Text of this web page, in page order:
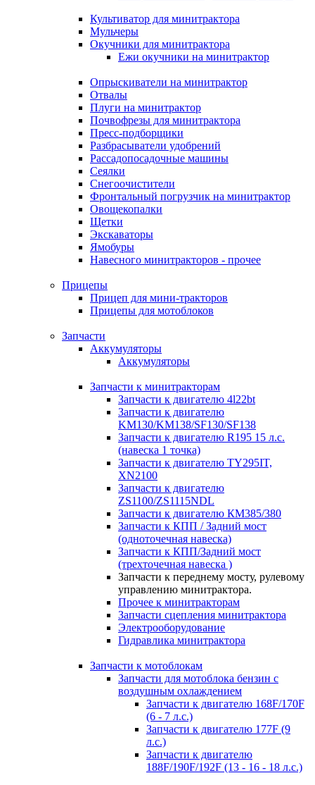
Культиватор для минитрактора
Мульчеры
Окучники для минитрактора
Ежи окучники на минитрактор
Опрыскиватели на минитрактор
Отвалы
Плуги на минитрактор
Почвофрезы для минитрактора
Пресс-подборщики
Разбрасыватели удобрений
Рассадопосадочные машины
Сеялки
Снегоочистители
Фронтальный погрузчик на минитрактор
Овощекопалки
Щетки
Экскаваторы
Ямобуры
Навесного минитракторов - прочее
Прицепы
Прицеп для мини-тракторов
Прицепы для мотоблоков
Запчасти
Аккумуляторы
Аккумуляторы
Запчасти к минитракторам
Запчасти к двигателю 4l22bt
Запчасти к двигателю
KM130/KM138/SF130/SF138
Запчасти к двигателю R195 15 л.с.
(навеска 1 точка)
Запчасти к двигателю TY295IT,
XN2100
Запчасти к двигателю
ZS1100/ZS1115NDL
Запчасти к двигателю КМ385/380
Запчасти к КПП / Задний мост
(одноточечная навеска)
Запчасти к КПП/Задний мост
(трехточечная навеска )
Запчасти к переднему мосту, рулевому
управлению минитрактора.
Прочее к минитракторам
Запчасти сцепления минитрактора
Электрооборудование
Гидравлика минитрактора
Запчасти к мотоблокам
Запчасти для мотоблока бензин с
воздушным охлаждением
Запчасти к двигателю 168F/170F
(6 - 7 л.с.)
Запчасти к двигателю 177F (9
л.с.)
Запчасти к двигателю
188F/190F/192F (13 - 16 - 18 л.с.)